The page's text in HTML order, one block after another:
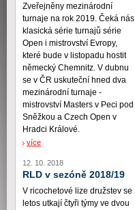
Zveřejněny mezinárodní
turnaje na rok 2019. Čeká nás
klasická série turnajů série
Open i mistrovství Evropy,
které bude v listopadu hostit
německý Chemnitz. V dubnu
se v ČR uskuteční hned dva
mezinárodní turnaje -
mistrovství Masters v Peci pod
Sněžkou a Czech Open v
Hradci Králové.
více
12. 10. 2018
RLD v sezóně 2018/19
V ricochetové lize družstev se
letos utkají čtyři týmy ve dvou